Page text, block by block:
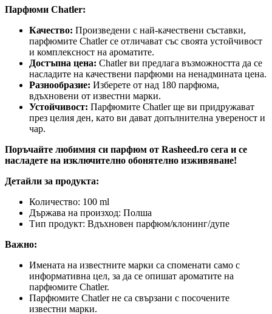
Парфюми Chatler:
Качество: Произведени с най-качествени съставки,
парфюмите Chatler се отличават със своята устойчивост
и комплексност на ароматите.
Достъпна цена: Chatler ви предлага възможността да се
насладите на качествени парфюми на ненадмината цена.
Разнообразие: Изберете от над 180 парфюма,
вдъхновени от известни марки.
Устойчивост: Парфюмите Chatler ще ви придружават
през целия ден, като ви дават допълнителна увереност и
чар.
Поръчайте любимия си парфюм от Rasheed.ro сега и се
насладете на изключително обонятелно изживяване!
Детайли за продукта:
Количество: 100 ml
Държава на произход: Полша
Тип продукт: Вдъхновен парфюм/клонинг/дупе
Важно:
Имената на известните марки са споменати само с
информативна цел, за да се опишат ароматите на
парфюмите Chatler.
Парфюмите Chatler не са свързани с посочените
известни марки.